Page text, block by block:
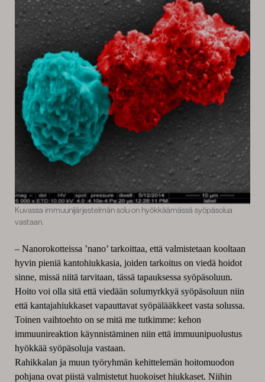
Kuvassa immuunijärjestelmän solu on hyökkäämässä syöpäsolua
vastaan.
– Nanorokotteissa ’nano’ tarkoittaa, että valmistetaan kooltaan
hyvin pieniä kantohiukkasia, joiden tarkoitus on viedä hoidot
sinne, missä niitä tarvitaan, tässä tapauksessa syöpäsoluun.
Hoito voi olla sitä että viedään solumyrkkyä syöpäsoluun niin
että kantajahiukkaset vapauttavat syöpälääkkeet vasta solussa.
Toinen vaihtoehto on se mitä me tutkimme: kehon
immuunireaktion käynnistäminen niin että immuunipuolustus
hyökkää syöpäsoluja vastaan.
Rahikkalan ja muun työryhmän kehittelemän hoitomuodon
pohjana ovat piistä valmistetut huokoiset hiukkaset. Niihin